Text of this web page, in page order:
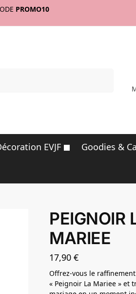
PROMO10
EVJF Goodies &
PEIGNOIR
MARIEE
17,90€
Offrez-vous le
« Peignoir La Mariee » et